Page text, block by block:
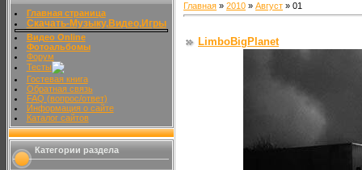
Главная страница
Скачать-Музыку,Видео,Игры
Видео Online
Фотоальбомы
Форум
Тесты
Гостевая книга
Обратная связь
FAQ (вопрос/ответ)
Информация о сайте
Каталог сайтов
Категории раздела
Главная » 2010 » Август » 01
LimboBigPlanet